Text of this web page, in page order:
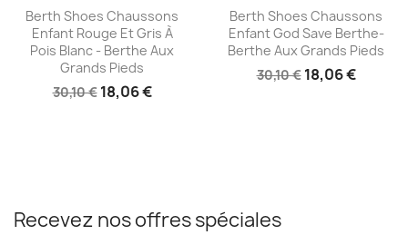
 Aperçu rapide
Berth Shoes Chaussons
Enfant Rouge Et Gris À
Pois Blanc - Berthe Aux
Grands Pieds
30,10 € 18,06 €
 Aperçu rapide
Berth Shoes Chaussons
Enfant God Save Berthe-
Berthe Aux Grands Pieds
30,10 € 18,06 €
Recevez nos offres spéciales